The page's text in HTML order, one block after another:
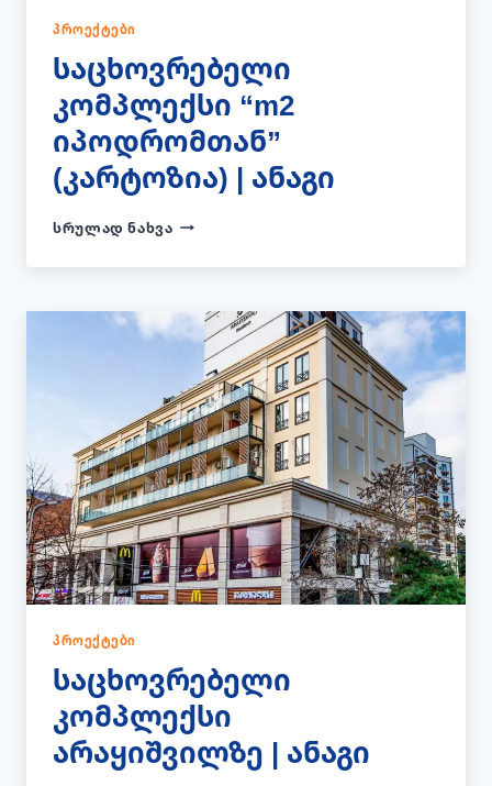
ᲞᲠᲝᲔᲥᲢᲔᲑᲘ
საცხოვრებელი
კომპლექსი “m2
იპოდრომთან”
(კარტოზია) | ანაგი
ᲡᲠᲣᲚᲐᲓ ᲜᲐᲮᲕᲐᲡᲐᲪᲮᲝᲕᲠᲔᲑᲔᲚᲘ
“M2
(ᲙᲐᲠᲢᲝᲖᲘᲐ)
|
ᲐᲜᲐᲒᲘ
ᲞᲠᲝᲔᲥᲢᲔᲑᲘ
საცხოვრებელი
კომპლექსი
არაყიშვილზე | ანაგი